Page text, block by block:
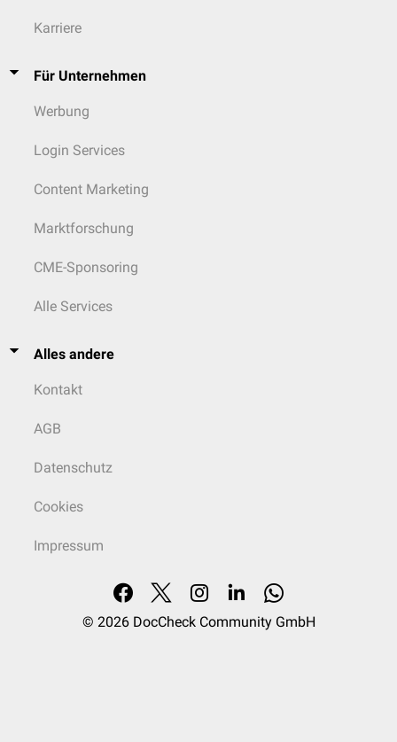
Karriere
Für Unternehmen
Werbung
Login Services
Content Marketing
Marktforschung
CME-Sponsoring
Alle Services
Alles andere
Kontakt
AGB
Datenschutz
Cookies
Impressum
© 2026 DocCheck Community GmbH